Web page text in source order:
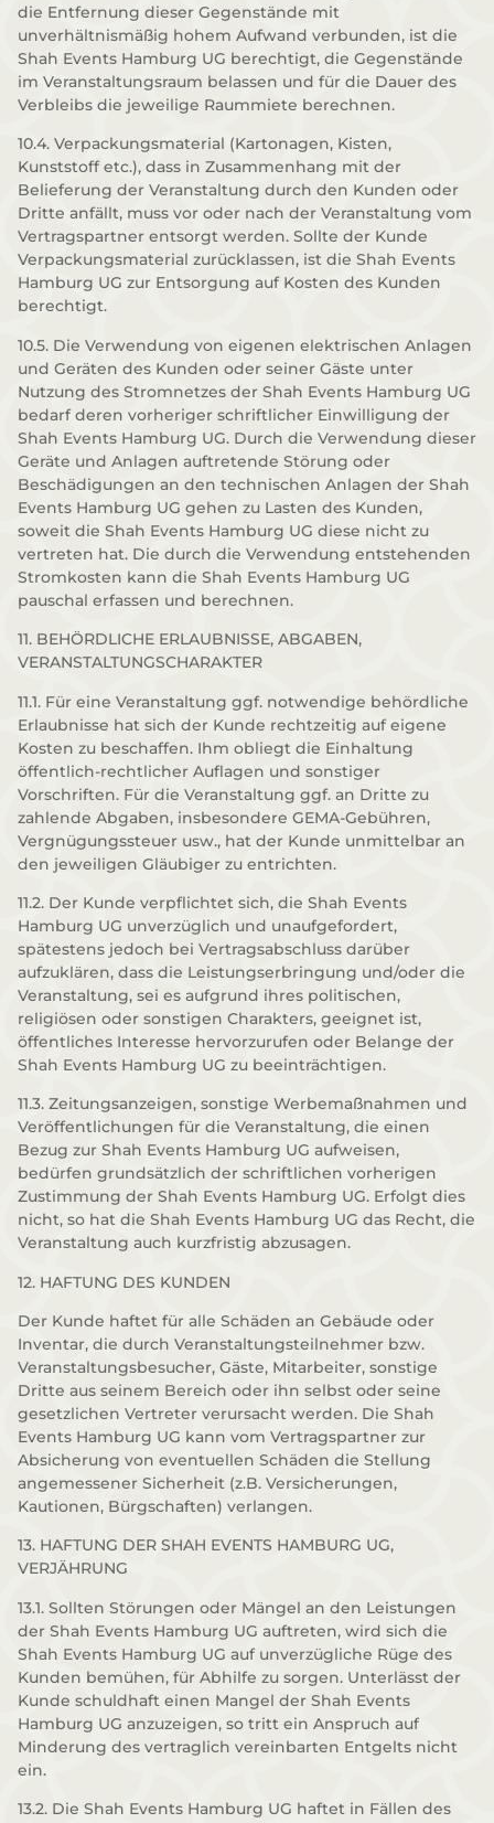
die Entfernung dieser Gegenstände mit
unverhältnismäßig hohem Aufwand verbunden, ist die
Shah Events Hamburg UG berechtigt, die Gegenstände
im Veranstaltungsraum belassen und für die Dauer des
Verbleibs die jeweilige Raummiete berechnen.
10.4. Verpackungsmaterial (Kartonagen, Kisten,
Kunststoff etc.), dass in Zusammenhang mit der
Belieferung der Veranstaltung durch den Kunden oder
Dritte anfällt, muss vor oder nach der Veranstaltung vom
Vertragspartner entsorgt werden. Sollte der Kunde
Verpackungsmaterial zurücklassen, ist die Shah Events
Hamburg UG zur Entsorgung auf Kosten des Kunden
berechtigt.
10.5. Die Verwendung von eigenen elektrischen Anlagen
und Geräten des Kunden oder seiner Gäste unter
Nutzung des Stromnetzes der Shah Events Hamburg UG
bedarf deren vorheriger schriftlicher Einwilligung der
Shah Events Hamburg UG. Durch die Verwendung dieser
Geräte und Anlagen auftretende Störung oder
Beschädigungen an den technischen Anlagen der Shah
Events Hamburg UG gehen zu Lasten des Kunden,
soweit die Shah Events Hamburg UG diese nicht zu
vertreten hat. Die durch die Verwendung entstehenden
Stromkosten kann die Shah Events Hamburg UG
pauschal erfassen und berechnen.
11. BEHÖRDLICHE ERLAUBNISSE, ABGABEN,
VERANSTALTUNGSCHARAKTER
11.1. Für eine Veranstaltung ggf. notwendige behördliche
Erlaubnisse hat sich der Kunde rechtzeitig auf eigene
Kosten zu beschaffen. Ihm obliegt die Einhaltung
öffentlich-rechtlicher Auflagen und sonstiger
Vorschriften. Für die Veranstaltung ggf. an Dritte zu
zahlende Abgaben, insbesondere GEMA-Gebühren,
Vergnügungssteuer usw., hat der Kunde unmittelbar an
den jeweiligen Gläubiger zu entrichten.
11.2. Der Kunde verpflichtet sich, die Shah Events
Hamburg UG unverzüglich und unaufgefordert,
spätestens jedoch bei Vertragsabschluss darüber
aufzuklären, dass die Leistungserbringung und/oder die
Veranstaltung, sei es aufgrund ihres politischen,
religiösen oder sonstigen Charakters, geeignet ist,
öffentliches Interesse hervorzurufen oder Belange der
Shah Events Hamburg UG zu beeinträchtigen.
11.3. Zeitungsanzeigen, sonstige Werbemaßnahmen und
Veröffentlichungen für die Veranstaltung, die einen
Bezug zur Shah Events Hamburg UG aufweisen,
bedürfen grundsätzlich der schriftlichen vorherigen
Zustimmung der Shah Events Hamburg UG. Erfolgt dies
nicht, so hat die Shah Events Hamburg UG das Recht, die
Veranstaltung auch kurzfristig abzusagen.
12. HAFTUNG DES KUNDEN
Der Kunde haftet für alle Schäden an Gebäude oder
Inventar, die durch Veranstaltungsteilnehmer bzw.
Veranstaltungsbesucher, Gäste, Mitarbeiter, sonstige
Dritte aus seinem Bereich oder ihn selbst oder seine
gesetzlichen Vertreter verursacht werden. Die Shah
Events Hamburg UG kann vom Vertragspartner zur
Absicherung von eventuellen Schäden die Stellung
angemessener Sicherheit (z.B. Versicherungen,
Kautionen, Bürgschaften) verlangen.
13. HAFTUNG DER SHAH EVENTS HAMBURG UG,
VERJÄHRUNG
13.1. Sollten Störungen oder Mängel an den Leistungen
der Shah Events Hamburg UG auftreten, wird sich die
Shah Events Hamburg UG auf unverzügliche Rüge des
Kunden bemühen, für Abhilfe zu sorgen. Unterlässt der
Kunde schuldhaft einen Mangel der Shah Events
Hamburg UG anzuzeigen, so tritt ein Anspruch auf
Minderung des vertraglich vereinbarten Entgelts nicht
ein.
13.2. Die Shah Events Hamburg UG haftet in Fällen des